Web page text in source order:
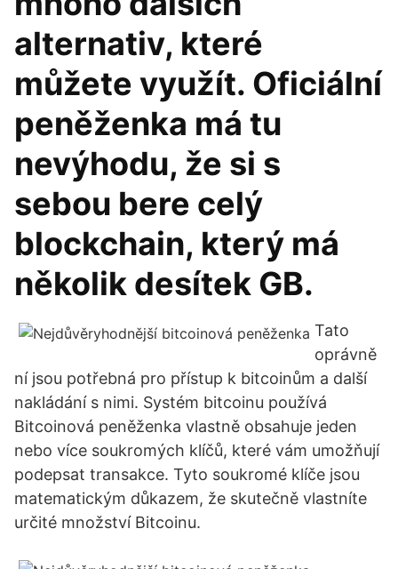
alternativ, které
můžete využít. Oficiální
peněženka má tu
nevýhodu, že si s
sebou bere celý
blockchain, který má
několik desítek GB.
Tato
oprávně
ní jsou potřebná pro přístup k bitcoinům a další
nakládání s nimi. Systém bitcoinu používá
Bitcoinová peněženka vlastně obsahuje jeden
nebo více soukromých klíčů, které vám umožňují
podepsat transakce. Tyto soukromé klíče jsou
matematickým důkazem, že skutečně vlastníte
určité množství Bitcoinu.